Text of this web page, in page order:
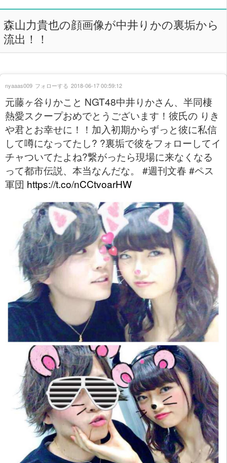
森山力貴也の顔画像が中井りかの裏垢から
流出！！
元藤ヶ谷りかこと NGT48中井りかさん、半同棲
熱愛スクープおめでとうございます！彼氏の りき
や君とお幸せに！！加入初期からずっと彼に私信
して噂になってたし? ?裏垢で彼をフォローしてイ
チャついてたよね?繋がったら現場に来なくなる
って都市伝説、本当なんだな。 #週刊文春 #ペス
軍団 https://t.co/nCCtvoarHW
nyaaas009 フォローする 2018-06-17 00:59:12